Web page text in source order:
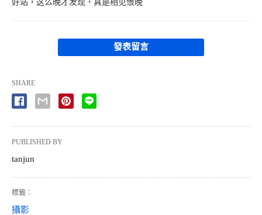
好站，这么晚才发现，真是相见恨晚
發表留言
SHARE
PUBLISHED BY
tanjun
標籤：
攝影